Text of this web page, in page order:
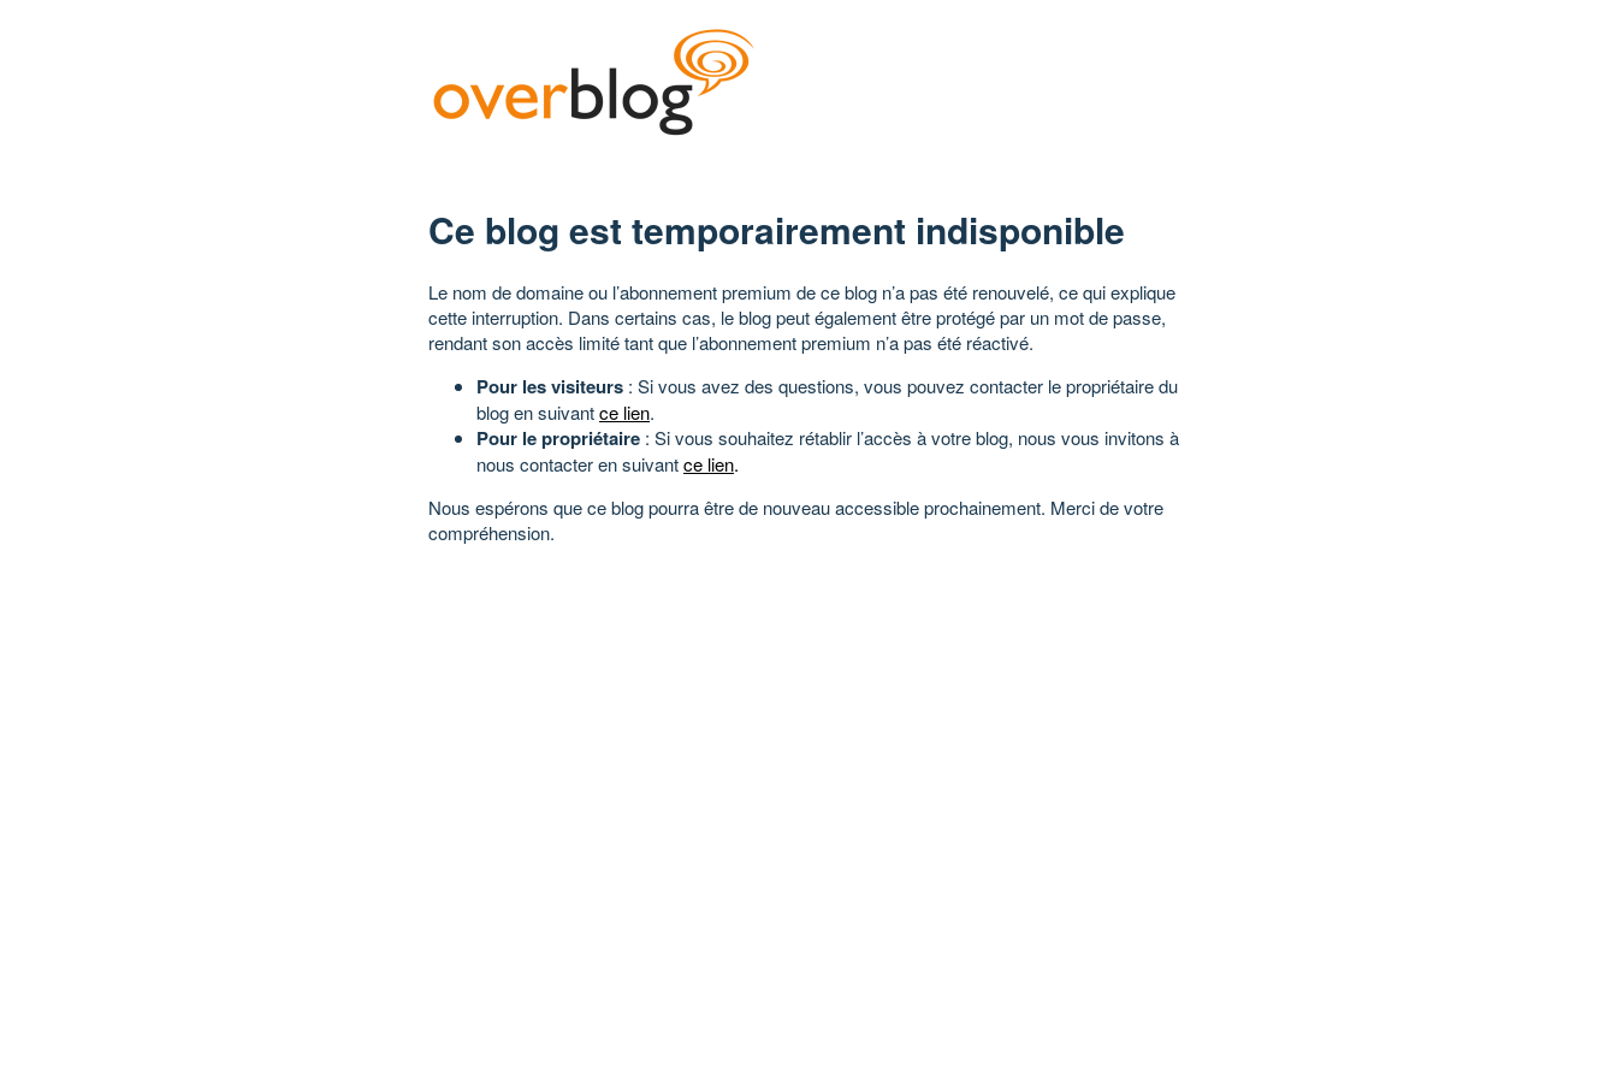
Ce blog est temporairement indisponible
Le nom de domaine ou l’abonnement premium de ce blog n’a pas été renouvelé, ce qui explique
cette interruption. Dans certains cas, le blog peut également être protégé par un mot de passe,
rendant son accès limité tant que l’abonnement premium n’a pas été réactivé.
Pour les visiteurs : Si vous avez des questions, vous pouvez contacter le propriétaire du
blog en suivantce lien.
Pour le propriétaire : Si vous souhaitez rétablir l’accès à votre blog, nous vous invitons à
nous contacter en suivantce lien.
Nous espérons que ce blog pourra être de nouveau accessible prochainement. Merci de votre
compréhension.